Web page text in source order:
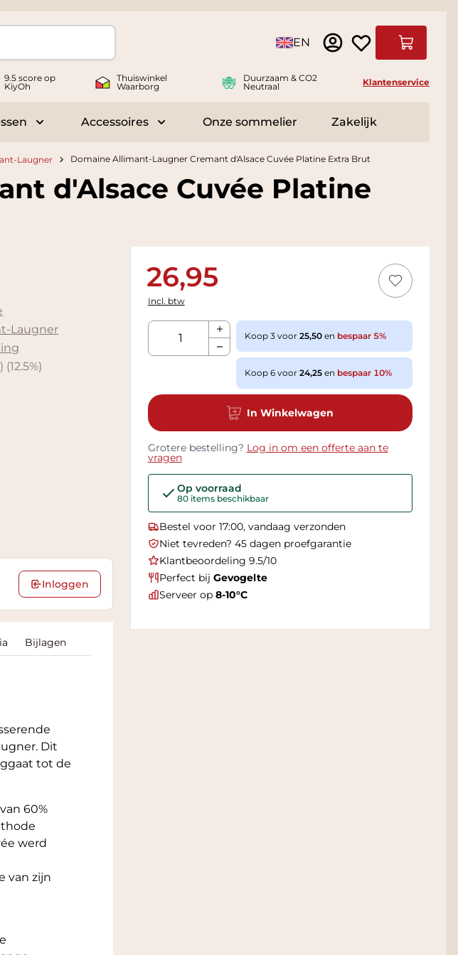
Taal EN
9.5 score op
KiyOh
Thuiswinkel
Waarborg
Duurzaam & CO2
Neutraal
Klantenservice
for Geschenken
Toggle submenu for Delicatessen
Accessoires
Toggle submenu for Accessoires
Onze sommelier Zakelijk
Laugner Domaine Allimant-Laugner Cremant d'Alsace Cuvée Platine Extra Brut
d'Alsace Cuvée Platine
Laugner
(12.5%)
26,95
Incl. btw
Aantal
Koop 3 voor 25,50 en bespaar5%
Koop 6 voor 24,25 en bespaar10%
In Winkelwagen
Grotere bestelling? Log in om een offerte aan te
vragen
Op voorraad
80 items beschikbaar
Vandaag afhalen in onze winkel vanaf 09:00
Niet tevreden? 45 dagen proefgarantie
Klantbeoordeling 9.5/10
Perfect bij Gevogelte
Serveer op 8-10°C
Inloggen
Bijlagen
Dit
tot de
60%
werd
van zijn